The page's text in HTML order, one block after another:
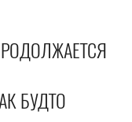
БУДТО